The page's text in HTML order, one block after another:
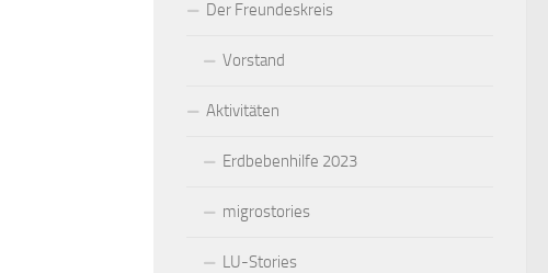
Der Freundeskreis
Vorstand
Aktivitäten
Erdbebenhilfe 2023
migrostories
LU-Stories